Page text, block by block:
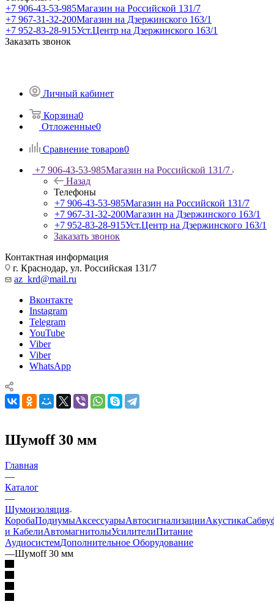
+7 906-43-53-985Магазин на Российской 131/7
+7 967-31-32-200Магазин на Дзержинского 163/1
+7 952-83-28-915Уст.Центр на Дзержинского 163/1
Заказать звонок
Личный кабинет
Корзина0
Отложенные0
Сравнение товаров0
+7 906-43-53-985Магазин на Российской 131/7
Назад
Телефоны
+7 906-43-53-985Магазин на Российской 131/7
+7 967-31-32-200Магазин на Дзержинского 163/1
+7 952-83-28-915Уст.Центр на Дзержинского 163/1
Заказать звонок
Контактная информация
г. Краснодар, ул. Российская 131/7
az_krd@mail.ru
Вконтакте
Instagram
Telegram
YouTube
Viber
Viber
WhatsApp
Шумоff 30 мм
Главная
—
Каталог
—
Шумоизоляция
КоробаПодиумыАксессуарыАвтосигнализацииАкустика
и КабелиАвтомагнитолыУсилителиПитание
АудиосистемДополнительное Оборудование
—Шумоff 30 мм